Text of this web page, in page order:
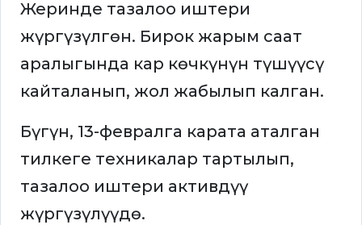
Жеринде тазалоо иштери
жүргүзүлгөн. Бирок жарым саат
аралыгында кар көчкүнүн түшүүсү
кайталанып, жол жабылып калган.
Бүгүн, 13-февралга карата аталган
тилкеге техникалар тартылып,
тазалоо иштери активдүү
жүргүзүлүүдө.